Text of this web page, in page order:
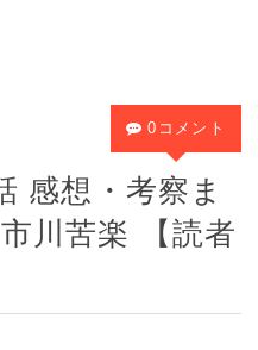
感想・考察ま
川苦楽 【読者
0コメント